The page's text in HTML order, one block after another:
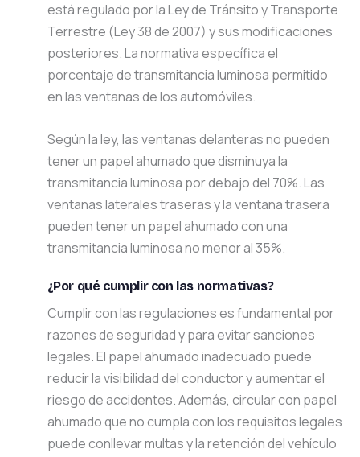
está regulado por la Ley de Tránsito y Transporte
Terrestre (Ley 38 de 2007) y sus modificaciones
posteriores. La normativa específica el
porcentaje de transmitancia luminosa permitido
en las ventanas de los automóviles.
Según la ley, las ventanas delanteras no pueden
tener un papel ahumado que disminuya la
transmitancia luminosa por debajo del 70%. Las
ventanas laterales traseras y la ventana trasera
pueden tener un papel ahumado con una
transmitancia luminosa no menor al 35%.
¿Por qué cumplir con las normativas?
Cumplir con las regulaciones es fundamental por
razones de seguridad y para evitar sanciones
legales. El papel ahumado inadecuado puede
reducir la visibilidad del conductor y aumentar el
riesgo de accidentes. Además, circular con papel
ahumado que no cumpla con los requisitos legales
puede conllevar multas y la retención del vehículo